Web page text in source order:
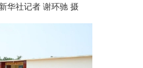
华社记者 谢环驰 摄